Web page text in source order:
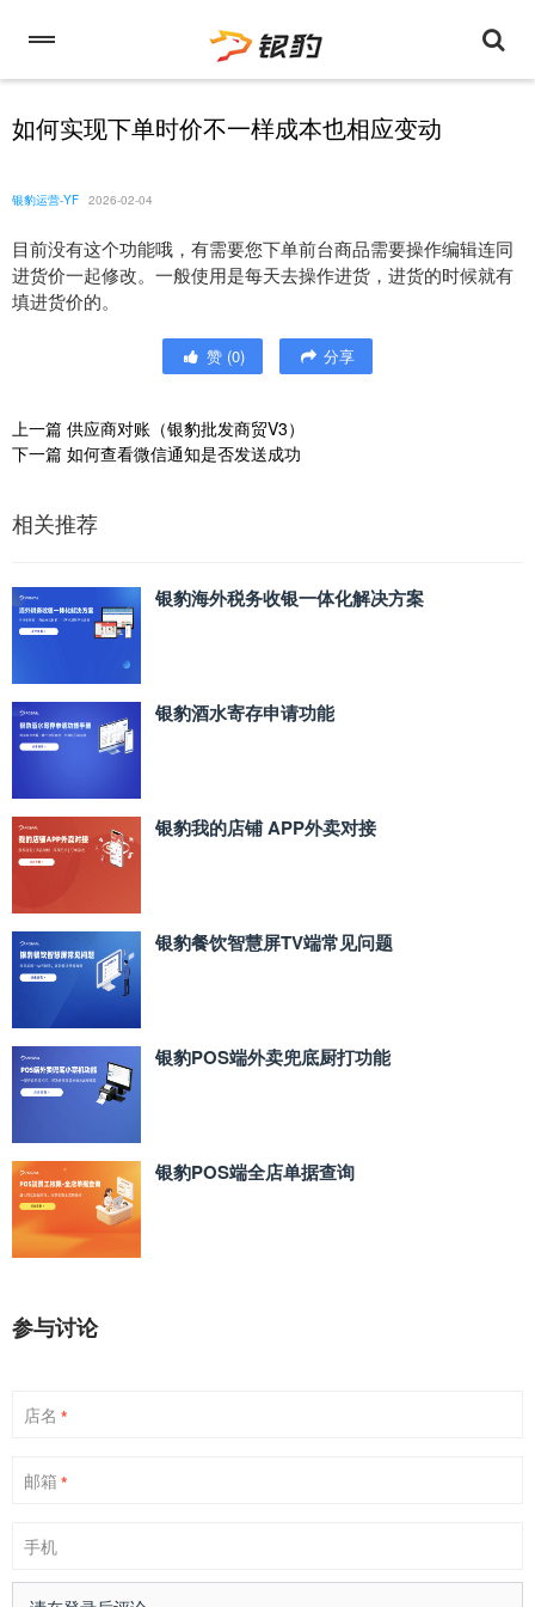
如何实现下单时价不一样成本也相应变动
银豹运营-YF 2026-02-04
目前没有这个功能哦，有需要您下单前台商品需要操作编辑连同
进货价一起修改。一般使用是每天去操作进货，进货的时候就有
填进货价的。
赞 (0) 分享
上一篇 供应商对账（银豹批发商贸V3）
下一篇 如何查看微信通知是否发送成功
相关推荐
银豹海外税务收银一体化解决方案
银豹酒水寄存申请功能
银豹我的店铺 APP外卖对接
银豹餐饮智慧屏TV端常见问题
银豹POS端外卖兜底厨打功能
银豹POS端全店单据查询
参与讨论
店名 *
邮箱 *
手机